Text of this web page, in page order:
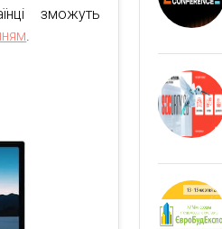
зможуть
.